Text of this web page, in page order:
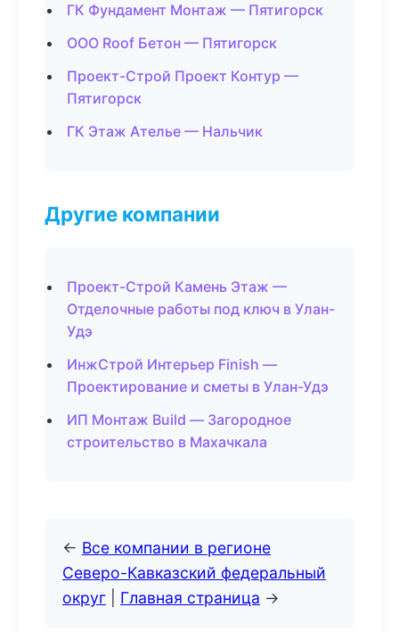
ГК Фундамент Монтаж — Пятигорск
ООО Roof Бетон — Пятигорск
Проект-Строй Проект Контур —
Пятигорск
ГК Этаж Ателье — Нальчик
Другие компании
Проект-Строй Камень Этаж —
Отделочные работы под ключ в Улан-
Удэ
ИнжСтрой Интерьер Finish —
Проектирование и сметы в Улан-Удэ
ИП Монтаж Build — Загородное
строительство в Махачкала
← Все компании в регионе
Северо-Кавказский федеральный
округ
Главная страница →